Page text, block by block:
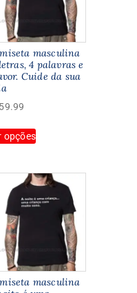
masculina
4 palavras e
Cuide da sua
59.99
opçõesproduto
várias
variantes.
As
opções
podem
escolhidas
masculina